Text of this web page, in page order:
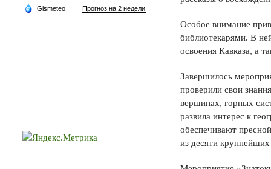
Особое внимание
библиотекарями. В
освоения Кавказа, а
Завершилось
проверили свои
вершинах, горных
развила интерес к
обеспечивают
из десяти